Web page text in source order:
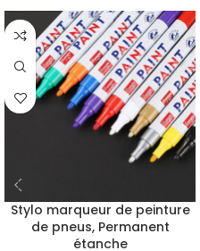
Stylo marqueur de peinture
de pneus, Permanent
étanche